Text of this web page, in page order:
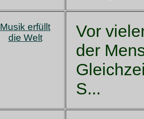
Musik erfüllt
die Welt
Vor
der
S...